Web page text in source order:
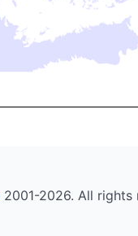
2001-2026. All rights